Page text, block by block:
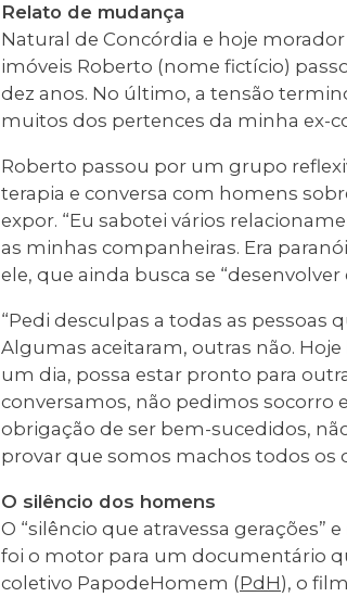
Relato de mudança
Natural de Concórdia e hoje
imóveis Roberto (nome fictício)
dez anos. No último, a tensão
muitos dos pertences da minha ex-
Roberto passou por um grupo
terapia e conversa com homens
expor. “Eu sabotei vários
as minhas companheiras. Era
ele, que ainda busca se
“Pedi desculpas a todas as pessoas
Algumas aceitaram, outras não.
um dia, possa estar pronto para
conversamos, não pedimos socorro
obrigação de ser bem-sucedidos,
provar que somos machos todos os
O silêncio dos homens
O “silêncio que atravessa
foi o motor para um documentário
coletivo PapodeHomem (PdH), o